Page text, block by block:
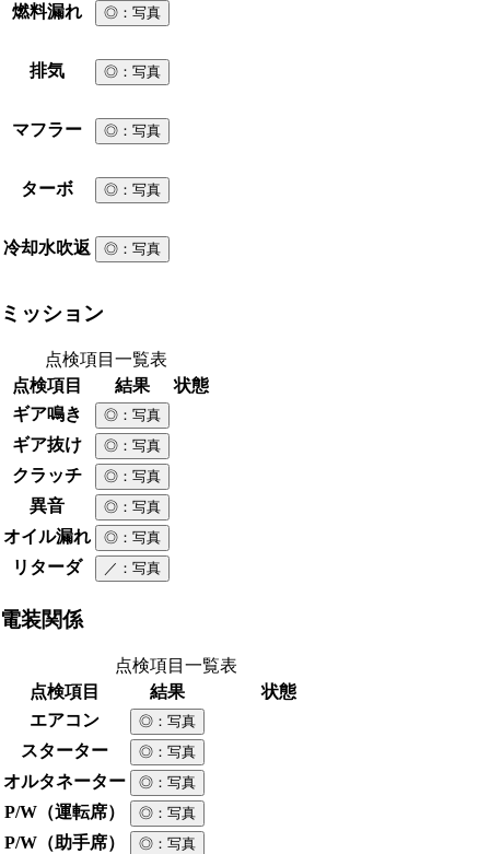
燃料漏れ ◎ ：写真
排気 ◎ ：写真
マフラー ◎ ：写真
ターボ ◎ ：写真
冷却水吹返 ◎ ：写真
ミッション
点検項目一覧表
点検項目
結果
状態
ギア鳴き
◎ ：写真
ギア抜け ◎ ：写真
クラッチ ◎ ：写真
異音 ◎ ：写真
オイル漏れ ◎ ：写真
リターダ ／ ：写真
電装関係
点検項目一覧表
点検項目
結果
状態
エアコン
◎ ：写真
スターター ◎ ：写真
オルタネーター ◎ ：写真
P/W（運転席） ◎ ：写真
P/W（助手席） ◎ ：写真